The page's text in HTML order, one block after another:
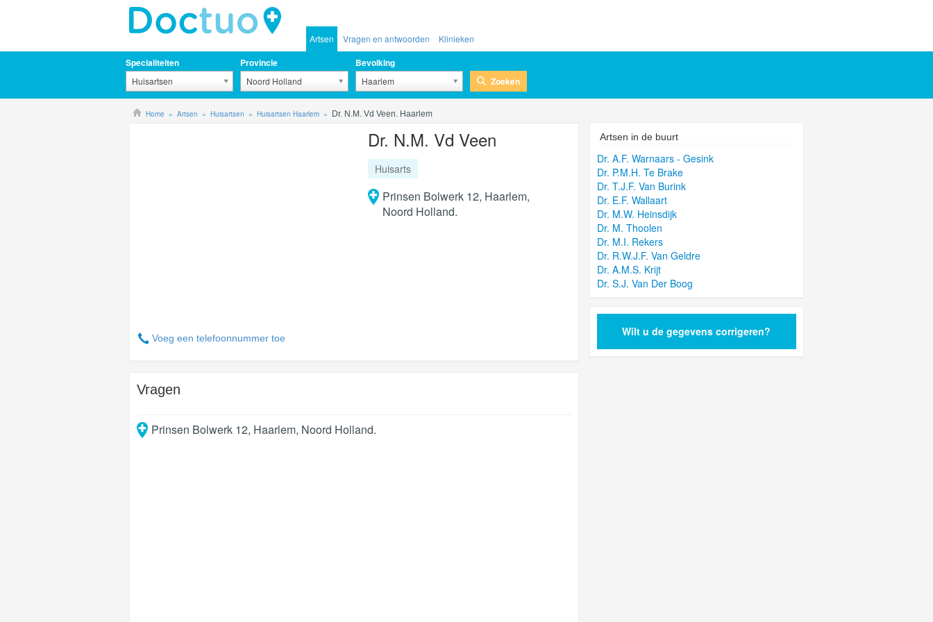
Artsen Vragen en antwoorden Klinieken
Specialiteiten
Huisartsen
Provincie
Noord Holland
Bevolking
Haarlem Zoeken
Home Artsen Huisartsen Huisartsen Haarlem Dr. N.M. Vd Veen. Haarlem
Voeg een telefoonnummer toe
Dr. N.M. Vd Veen
Huisarts
Prinsen Bolwerk 12, Haarlem,
Noord Holland.
Vragen
Prinsen Bolwerk 12, Haarlem, Noord Holland.
Artsen in de buurt
Dr. A.F. Warnaars - Gesink
Dr. P.M.H. Te Brake
Dr. T.J.F. Van Burink
Dr. E.F. Wallaart
Dr. M.W. Heinsdijk
Dr. M. Thoolen
Dr. M.I. Rekers
Dr. R.W.J.F. Van Geldre
Dr. A.M.S. Krijt
Dr. S.J. Van Der Boog
Wilt u de gegevens corrigeren?